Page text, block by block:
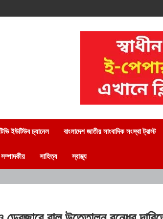
ইউটিউব চ্যানেল বাংলাদেশ জাতীয় সাংবাদিক সংস্থা ট্রাস্ট
সম্পাদকীয় সাহিত্য স্বাস্থ্য